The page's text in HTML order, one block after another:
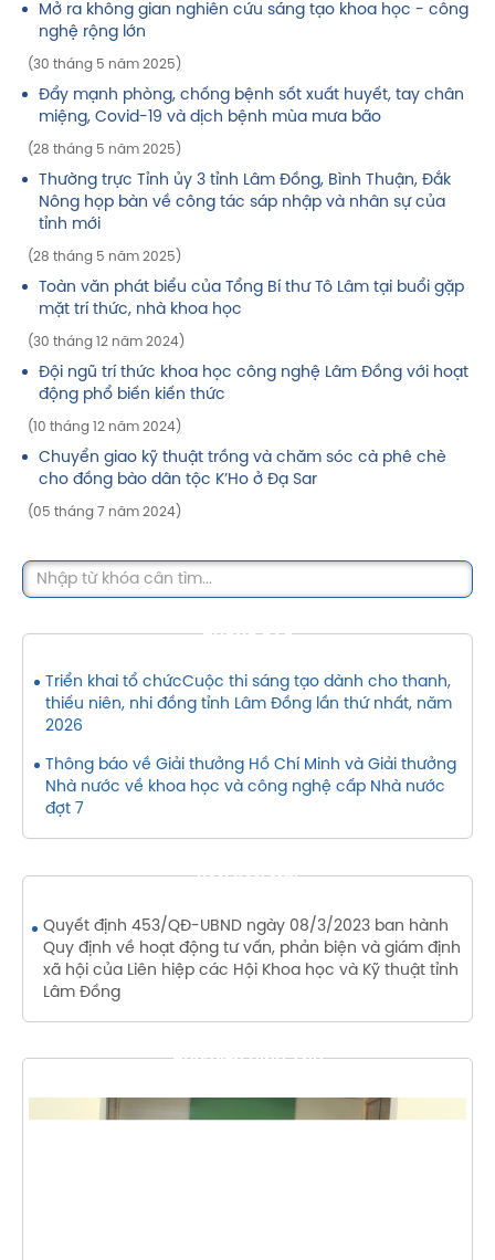
Mở ra không gian nghiên cứu sáng tạo khoa học - công
nghệ rộng lớn
(30 tháng 5 năm 2025)
Đẩy mạnh phòng, chống bệnh sốt xuất huyết, tay chân
miệng, Covid-19 và dịch bệnh mùa mưa bão
(28 tháng 5 năm 2025)
Thường trực Tỉnh ủy 3 tỉnh Lâm Đồng, Bình Thuận, Đắk
Nông họp bàn về công tác sáp nhập và nhân sự của
tỉnh mới
(28 tháng 5 năm 2025)
Toàn văn phát biểu của Tổng Bí thư Tô Lâm tại buổi gặp
mặt trí thức, nhà khoa học
(30 tháng 12 năm 2024)
Đội ngũ trí thức khoa học công nghệ Lâm Đồng với hoạt
động phổ biến kiến thức
(10 tháng 12 năm 2024)
Chuyển giao kỹ thuật trồng và chăm sóc cà phê chè
cho đồng bào dân tộc K’Ho ở Đạ Sar
(05 tháng 7 năm 2024)
THÔNG BÁO
Triển khai tổ chứcCuộc thi sáng tạo dành cho thanh,
thiếu niên, nhi đồng tỉnh Lâm Đồng lần thứ nhất, năm
2026
Thông báo về Giải thưởng Hồ Chí Minh và Giải thưởng
Nhà nước về khoa học và công nghệ cấp Nhà nước
đợt 7
VĂN BẢN MỚI
Quyết định 453/QĐ-UBND ngày 08/3/2023 ban hành
Quy định về hoạt động tư vấn, phản biện và giám định
xã hội của Liên hiệp các Hội Khoa học và Kỹ thuật tỉnh
Lâm Đồng
THƯ VIỆN HÌNH ẢNH